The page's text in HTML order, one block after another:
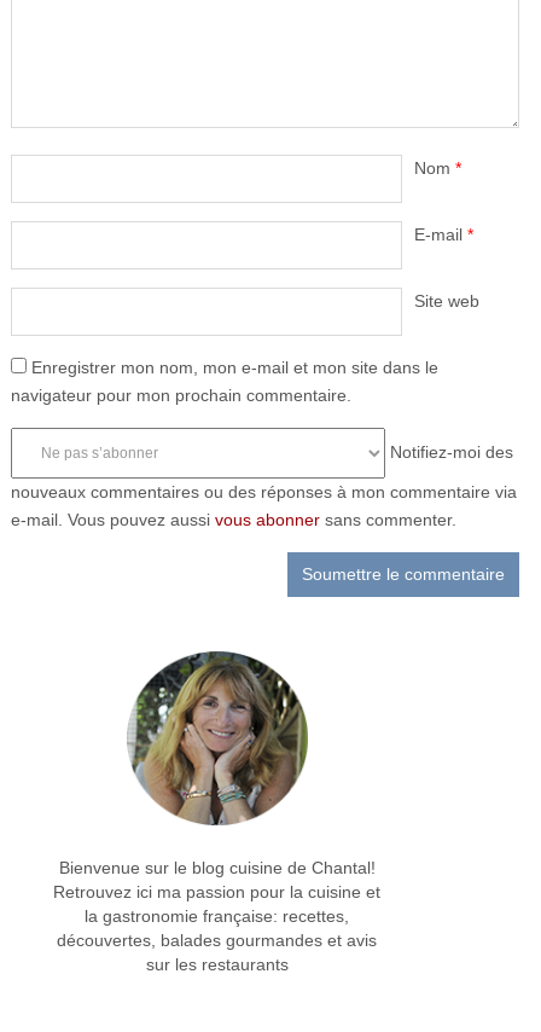
Nom *
E-mail *
Site web
Enregistrer mon nom, mon e-mail et mon site dans le
navigateur pour mon prochain commentaire.
Notifiez-moi des
nouveaux commentaires ou des réponses à mon commentaire via
e-mail. Vous pouvez aussi vous abonnersans commenter.
Bienvenue sur le blog cuisine de Chantal!
Retrouvez ici ma passion pour la cuisine et
la gastronomie française: recettes,
découvertes, balades gourmandes et avis
sur les restaurants